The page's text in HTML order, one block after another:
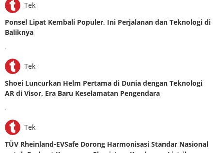
Tek
Ponsel Lipat Kembali Populer, Ini Perjalanan dan Teknologi di
Baliknya
Tek
Shoei Luncurkan Helm Pertama di Dunia dengan Teknologi
AR di Visor, Era Baru Keselamatan Pengendara
Tek
TÜV Rheinland-EVSafe Dorong Harmonisasi Standar Nasional